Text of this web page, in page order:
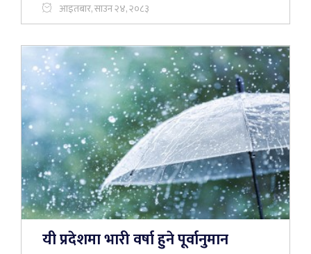
आइतबार, साउन २४, २०८३
यी प्रदेशमा भारी वर्षा हुने पूर्वानुमान